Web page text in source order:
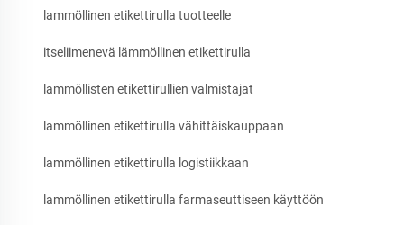
lammöllinen etikettirulla tuotteelle
itseliimenevä lämmöllinen etikettirulla
lammöllisten etikettirullien valmistajat
lammöllinen etikettirulla vähittäiskauppaan
lammöllinen etikettirulla logistiikkaan
lammöllinen etikettirulla farmaseuttiseen käyttöön